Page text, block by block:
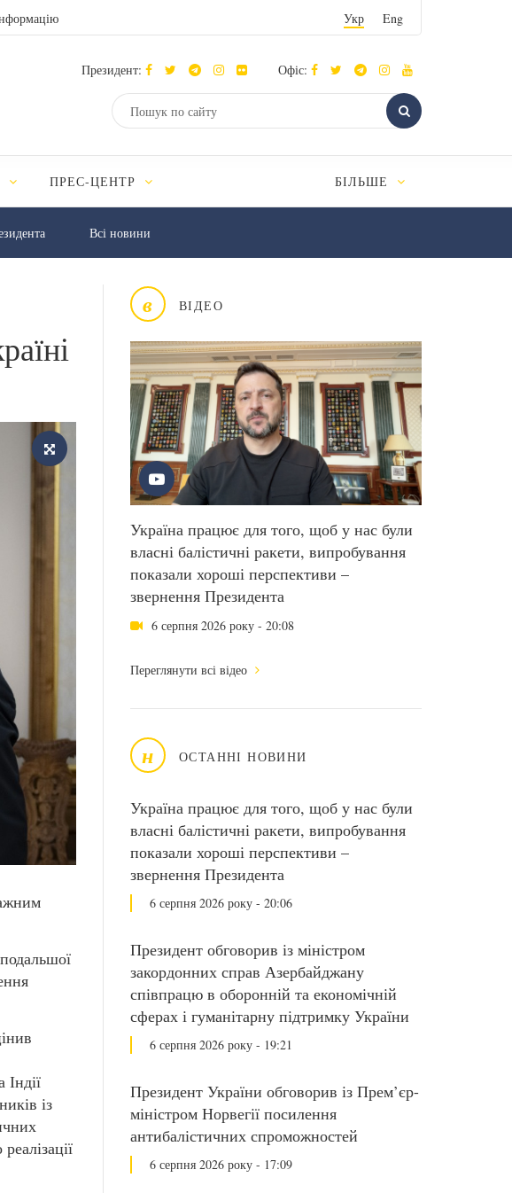
Укр Eng
Президент: Офіс:
ПРЕС-ЦЕНТР БІЛЬШЕ
Всі новини
в ВІДЕО
Україна працює для того, щоб у нас були
власні балістичні ракети, випробування
показали хороші перспективи –
звернення Президента
6 серпня 2026 року - 20:08
Переглянути всі відео
н ОСТАННІ НОВИНИ
Україна працює для того, щоб у нас були
власні балістичні ракети, випробування
показали хороші перспективи –
звернення Президента
6 серпня 2026 року - 20:06
Президент обговорив із міністром
закордонних справ Азербайджану
співпрацю в оборонній та економічній
сферах і гуманітарну підтримку України
6 серпня 2026 року - 19:21
Президент України обговорив із Прем’єр-
міністром Норвегії посилення
антибалістичних спроможностей
6 серпня 2026 року - 17:09
із